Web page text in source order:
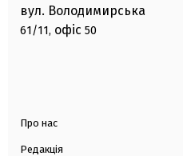
вул. Володимирська
61/11, офіс 50
Про нас
Редакція